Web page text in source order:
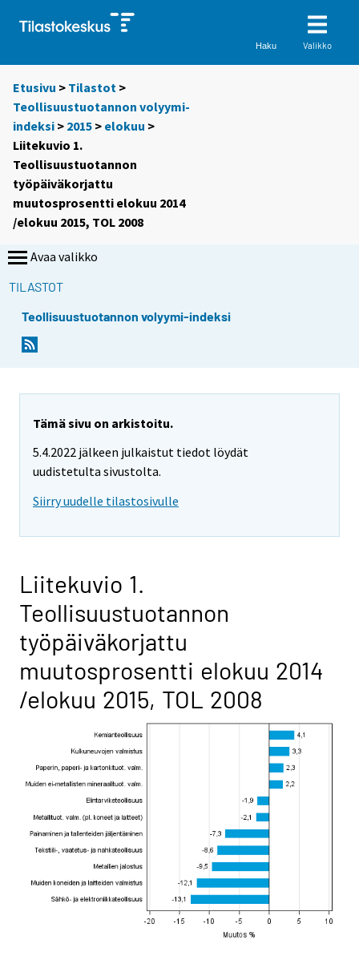
Haku Valikko
Etusivu > Tilastot >
Teollisuustuotannon volyymi-
indeksi > 2015 > elokuu >
Liitekuvio 1.
Teollisuustuotannon
työpäiväkorjattu
muutosprosentti elokuu 2014
/elokuu 2015, TOL 2008
Avaa valikko
TILASTOT
Teollisuustuotannon volyymi-indeksi
Tämä sivu on arkistoitu.
5.4.2022 jälkeen julkaistut tiedot löydät
uudistetulta sivustolta.
Siirry uudelle tilastosivulle
Liitekuvio 1.
Teollisuustuotannon
työpäiväkorjattu
muutosprosentti elokuu 2014
/elokuu 2015, TOL 2008